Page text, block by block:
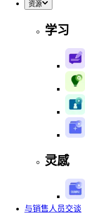
资源
学习
灵感
与销售人员交谈